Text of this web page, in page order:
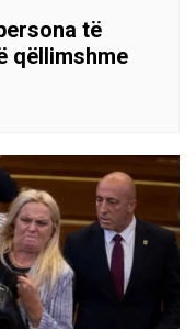
të
qëllimshme